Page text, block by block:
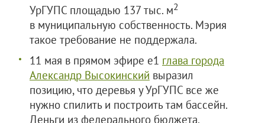
УрГУПС площадью 137 тыс. м2
в муниципальную собственность. Мэрия
такое требование не поддержала.
11 мая в прямом эфире е1 глава города
Александр Высокинский выразил
позицию, что деревья у УрГУПС все же
нужно спилить и построить там бассейн.
Деньги из федерального бюджета,